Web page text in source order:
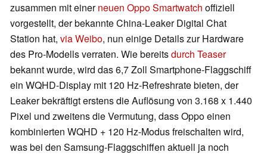
zusammen mit einerneuen Oppo Smartwatch offiziell
vorgestellt, der bekannte China-Leaker Digital Chat
Station hat, via Weibo, nun einige Details zur Hardware
des Pro-Modells verraten. Wie bereitsdurch Teaser
bekannt wurde, wird das 6,7 Zoll Smartphone-Flaggschiff
ein WQHD-Display mit 120 Hz-Refreshrate bieten, der
Leaker bekräftigt erstens die Auflösung von 3.168 x 1.440
Pixel und zweitens die Vermutung, dass Oppo einen
kombinierten WQHD + 120 Hz-Modus freischalten wird,
was bei den Samsung-Flaggschiffen aktuell ja noch